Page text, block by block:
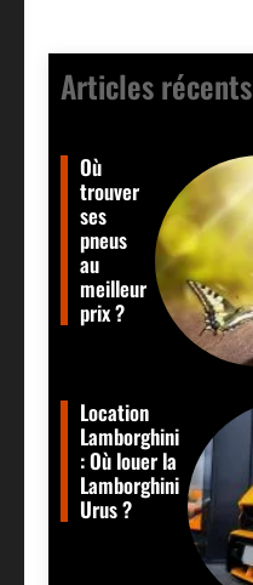
Articles récents​
Où
trouver
ses
pneus
au
meilleur
prix ?
Location
Lamborghini
: Où louer la
Lamborghini
Urus ?